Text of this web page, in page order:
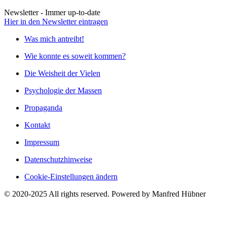
Newsletter - Immer up-to-date
Hier in den Newsletter eintragen
Was mich antreibt!
Wie konnte es soweit kommen?
Die Weisheit der Vielen
Psychologie der Massen
Propaganda
Kontakt
Impressum
Datenschutzhinweise
Cookie-Einstellungen ändern
© 2020-2025 All rights reserved. Powered by Manfred Hübner